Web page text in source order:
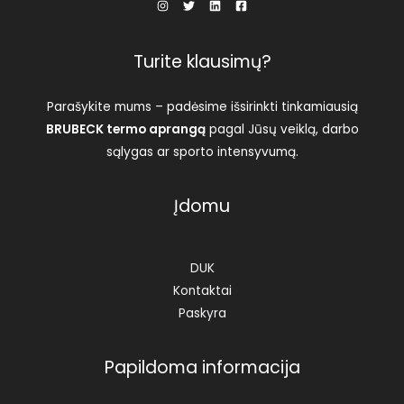
Turite klausimų?
Parašykite mums – padėsime išsirinkti tinkamiausią
BRUBECK termo aprangąpagal Jūsų veiklą, darbo
sąlygas ar sporto intensyvumą.
Įdomu
DUK
Kontaktai
Paskyra
Papildoma informacija